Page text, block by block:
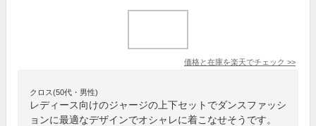
価格と在庫を楽天でチェック >>
クロス(50代・男性)
レディース向けのジャージの上下セットでダンスファッシ
ョンに最適なデザインでオシャレに着こなせそうです。